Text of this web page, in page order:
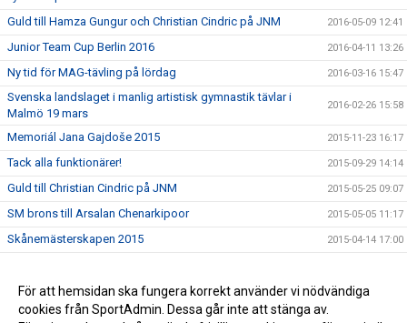
Guld till Hamza Gungur och Christian Cindric på JNM 2016-05-09 12:41
Junior Team Cup Berlin 2016 2016-04-11 13:26
Ny tid för MAG-tävling på lördag 2016-03-16 15:47
Svenska landslaget i manlig artistisk gymnastik tävlar i
Malmö 19 mars
2016-02-26 15:58
Memoriál Jana Gajdoše 2015 2015-11-23 16:17
Tack alla funktionärer! 2015-09-29 14:14
Guld till Christian Cindric på JNM 2015-05-25 09:07
SM brons till Arsalan Chenarkipoor 2015-05-05 11:17
Skånemästerskapen 2015 2015-04-14 17:00
Framgångar på Future Cup och Nord EM för Manlig AG 2013-11-25 15:03
Manlig AG-gymnaster uttagna av Olympiska kommitén 2013-10-28 10:06
För att hemsidan ska fungera korrekt använder vi nödvändiga
cookies från SportAdmin. Dessa går inte att stänga av.